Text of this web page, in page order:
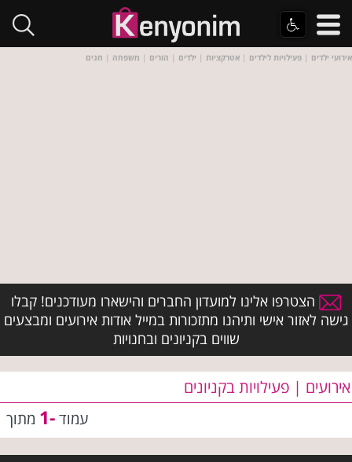
אירועי ילדים | פעילויות לילדים | אטרקציות | ילדים | הורים | משפחה | חגים
הצטרפו אלינו למועדון החברים והישארו מעודכנים! קבלו
גישה לאזור אישי ותיהנו מתזכורות במייל אודות אירועים ומבצעים
שווים בקניונים ובחנויות
אירועים | פעילויות בקניונים
עמוד-1 מתוך